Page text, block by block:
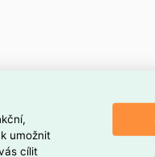
Ex II 3GD, 1x6400lm,
umožnit
cílit